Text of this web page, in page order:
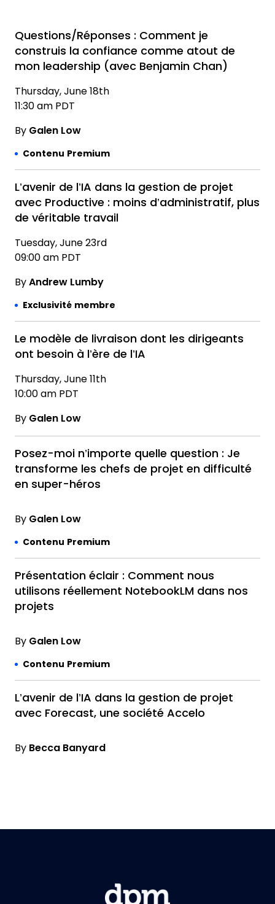
Questions/Réponses : Comment je
construis la confiance comme atout de
mon leadership (avec Benjamin Chan)
Thursday, June 18th
11:30 am PDT
By Galen Low
Contenu Premium
L’avenir de l’IA dans la gestion de projet
avec Productive : moins d’administratif, plus
de véritable travail
Tuesday, June 23rd
09:00 am PDT
By Andrew Lumby
Exclusivité membre
Le modèle de livraison dont les dirigeants
ont besoin à l’ère de l’IA
Thursday, June 11th
10:00 am PDT
By Galen Low
Posez-moi n’importe quelle question : Je
transforme les chefs de projet en difficulté
en super-héros
By Galen Low
Contenu Premium
Présentation éclair : Comment nous
utilisons réellement NotebookLM dans nos
projets
By Galen Low
Contenu Premium
L’avenir de l’IA dans la gestion de projet
avec Forecast, une société Accelo
By Becca Banyard